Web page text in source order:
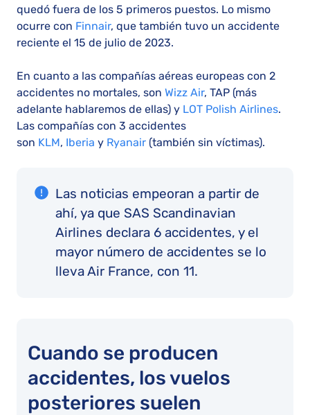
quedó fuera de los 5 primeros puestos. Lo mismo
ocurre con Finnair, que también tuvo un accidente
reciente el 15 de julio de 2023.
En cuanto a las compañías aéreas europeas con 2
accidentes no mortales, son Wizz Air, TAP (más
adelante hablaremos de ellas) y LOT Polish Airlines.
Las compañías con 3 accidentes
son KLM, Iberia y Ryanair (también sin víctimas).
Las noticias empeoran a partir de
ahí, ya que SAS Scandinavian
Airlines declara 6 accidentes, y el
mayor número de accidentes se lo
lleva Air France, con 11.
Cuando se producen
accidentes, los vuelos
posteriores suelen